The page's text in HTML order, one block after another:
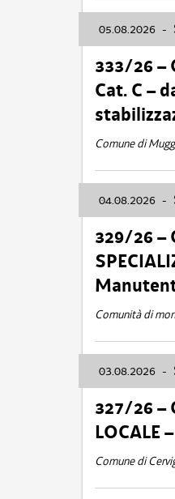
05.08.2026 -
333/26 –
Cat. C –
Comune di
04.08.2026 -
329/26 –
Comunità di
03.08.2026 -
327/26 –
LOCALE
Comune di